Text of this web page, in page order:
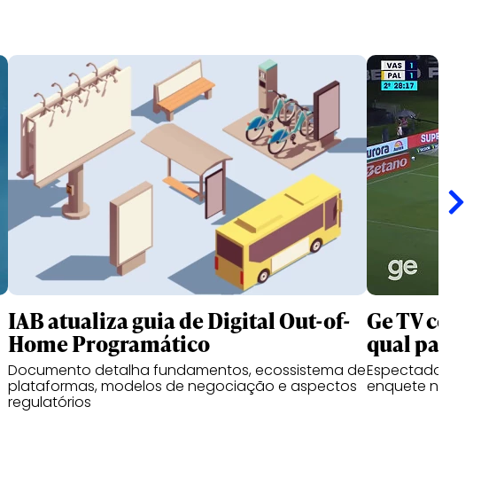
IAB atualiza guia de Digital Out-of-
Home Programático
Documento detalha fundamentos, ecossistema de
plataformas, modelos de negociação e aspectos
regulatórios
Ge TV
qual
Espectadores
enquete no